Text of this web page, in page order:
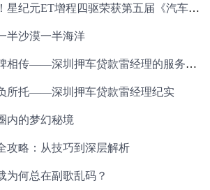
央视权威认证！星纪元ET增程四驱荣获第五届《汽车风云盛典》“2024风云车”大
半沙漠一半海洋
专业精湛，口碑相传——深圳押车贷款雷经理的服务之道
所托——深圳押车贷款雷经理纪实
内的梦幻秘境
攻略：从技巧到深层解析
为何总在副歌乱码？